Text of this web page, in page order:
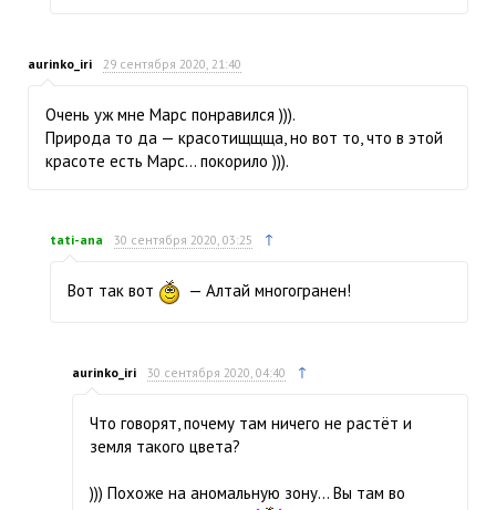
aurinko_iri 29 сентября 2020, 21:40
Очень уж мне Марс понравился ))).
Природа то да — красотищщща, но вот то, что в этой
красоте есть Марс… покорило ))).
tati-ana 30 сентября 2020, 03:25 ↑
Вот так вот — Алтай многогранен!
aurinko_iri 30 сентября 2020, 04:40 ↑
Что говорят, почему там ничего не растёт и
земля такого цвета?
))) Похоже на аномальную зону… Вы там во